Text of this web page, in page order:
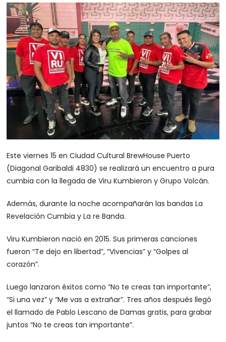
Este viernes 15 en Ciudad Cultural BrewHouse Puerto
(Diagonal Garibaldi 4830) se realizará un encuentro a pura
cumbia con la llegada de Viru Kumbieron y Grupo Volcán.
Además, durante la noche acompañarán las bandas La
Revelación Cumbia y La re Banda.
Viru Kumbieron nació en 2015. Sus primeras canciones
fueron “Te dejo en libertad”, “Vivencias” y “Golpes al
corazón”.
Luego lanzaron éxitos como “No te creas tan importante”,
“Si una vez” y “Me vas a extrañar”. Tres años después llegó
el llamado de Pablo Lescano de Damas gratis, para grabar
juntos “No te creas tan importante”.